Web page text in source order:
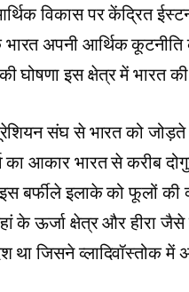
विकास पर केंद्रित
भारत अपनी आर्थिक
इस क्षेत्र में भारत की
संघ से भारत को
का आकार भारत से करीब
इलाके को फूलों की
के ऊर्जा क्षेत्र और हीरा
जिसने व्लादिवॉस्तोक में